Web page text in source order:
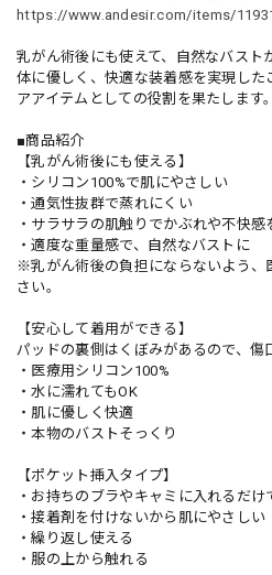
https://www.andesir.com/items/
乳がん術後にも使えて、自然なバスト
体に優しく、快適な装着感を実現し
アアイテムとしての役割を果たします。
■商品紹介
【乳がん術後にも使える】
・シリコン100%で肌にやさしい
・通気性抜群で蒸れにくい
・サラサラの肌触りでかぶれや不快感
・適度な重量感で、自然なバストに
※乳がん術後の負担にならないよう、
さい。
【安心して着用ができる】
パッドの裏側はくぼみがあるので、傷
・医療用シリコン100%
・水に濡れてもOK
・肌に優しく快適
・本物のバストそっくり
【ポケット挿入タイプ】
・お持ちのブラやキャミに入れるだけ
・接着剤を付けないから肌にやさしい
・繰り返し使える
・服の上から触れる